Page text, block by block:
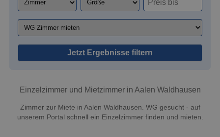
Jetzt Ergebnisse filtern
Einzelzimmer und Mietzimmer in Aalen Waldhausen
Zimmer zur Miete in Aalen Waldhausen. WG gesucht - auf
unserem Portal schnell ein Einzelzimmer finden und mieten.